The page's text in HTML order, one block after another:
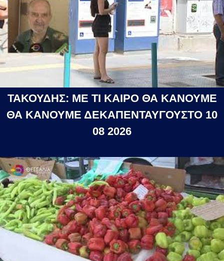
ΤΑΚΟΥΔΗΣ: ΜΕ ΤΙ ΚΑΙΡΟ ΘΑ ΚΑΝΟΥΜΕ
ΘΑ ΚΑΝΟΥΜΕ ΔΕΚΑΠΕΝΤΑΥΓΟΥΣΤΟ 10
08 2026